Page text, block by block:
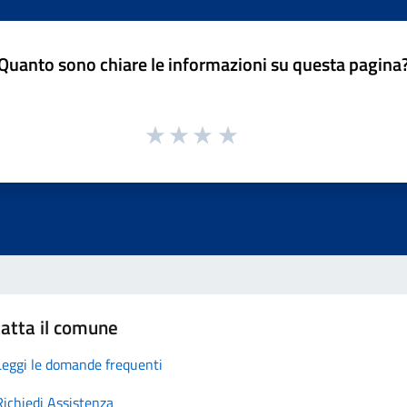
sono chiare le informazioni su questa
il comune
le domande frequenti
Assistenza